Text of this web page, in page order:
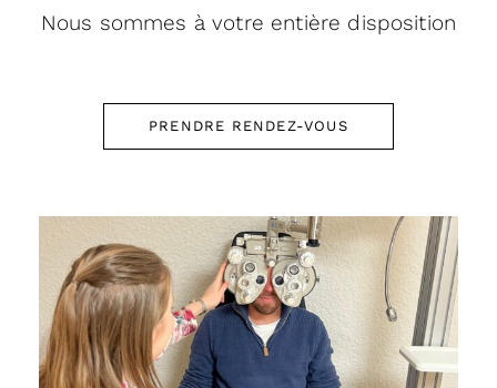
Nous sommes à votre entière disposition
PRENDRE RENDEZ-VOUS